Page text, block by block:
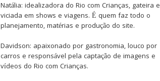
Natália: idealizadora do Rio com Crianças, gateira e
viciada em shows e viagens. É quem faz todo o
planejamento, matérias e produção do site.
Davidson: apaixonado por gastronomia, louco por
carros e responsável pela captação de imagens e
vídeos do Rio com Crianças.